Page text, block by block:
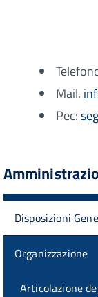
Mail.
Pec:
Disposizioni
Organizzazione
Articolazione